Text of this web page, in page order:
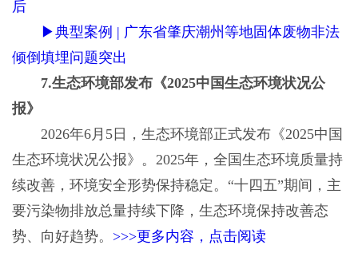
后
▶典型案例 | 广东省肇庆潮州等地固体废物非法
倾倒填埋问题突出
7.生态环境部发布《2025中国生态环境状况公
报》
2026年6月5日，生态环境部正式发布《2025中国
生态环境状况公报》。2025年，全国生态环境质量持
续改善，环境安全形势保持稳定。“十四五”期间，主
要污染物排放总量持续下降，生态环境保持改善态
势、向好趋势。 >>>更多内容，点击阅读